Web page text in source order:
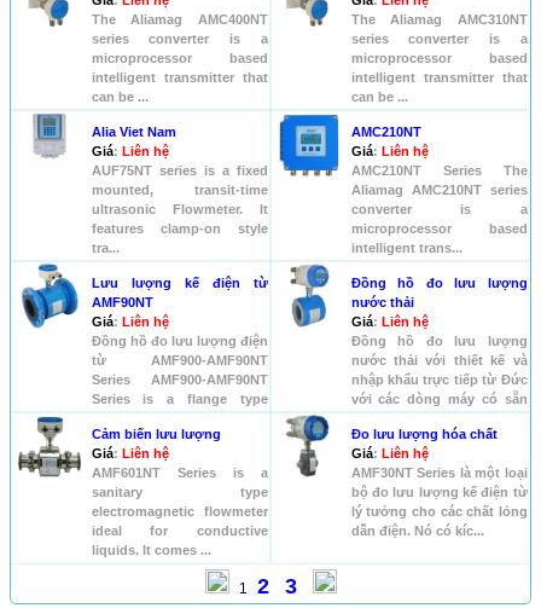
The Aliamag AMC400NT
series converter is a
microprocessor based
intelligent transmitter that
can be ...
The Aliamag AMC310NT
series converter is a
microprocessor based
intelligent transmitter that
can be ...
Alia Viet Nam
Giá: Liên hệ
AUF75NT series is a fixed
mounted, transit-time
ultrasonic Flowmeter. It
features clamp-on style
tra...
AMC210NT
Giá: Liên hệ
AMC210NT Series The
Aliamag AMC210NT series
converter is a
microprocessor based
intelligent trans...
Lưu lượng kế điện từ
AMF90NT
Giá: Liên hệ
Đồng hồ đo lưu lượng điện
từ AMF900-AMF90NT
Series AMF900-AMF90NT
Series is a flange type
electr...
Đồng hồ đo lưu lượng
nước thải
Giá: Liên hệ
Đồng hồ đo lưu lượng
nước thải với thiết kế và
nhập khẩu trực tiếp từ Đức
với các dòng máy có sẵn
nh...
Cảm biến lưu lượng
Giá: Liên hệ
AMF601NT Series is a
sanitary type
electromagnetic flowmeter
ideal for conductive
liquids. It comes ...
Đo lưu lượng hóa chất
Giá: Liên hệ
AMF30NT Series là một loại
bộ đo lưu lượng kế điện từ
lý tưởng cho các chất lỏng
dẫn điện. Nó có kíc...
1 2 3